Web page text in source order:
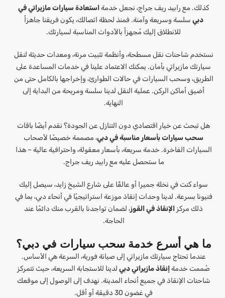
كذلك. مع رابيد ريف جراج، نجعل خدمة استعادة سيارات مازيراتي في
دبي سلسة وسريعة وآمنة. فمنذ لحظة اتصالك، يكون فريقنا جاهزاً
للانطلاق إليك مُجهزاً بالأدوات المناسبة لسيارتك.
نستخدم شاحنات نقل مسطحة، وأنظمة تثبيت مرنة، ومعدات حديثة لنقل
سيارتك مازيراتي بأمان. يمكنك الاعتماد علينا في خدمات المساعدة على
الطريق، وسحب السيارات في حالات الطوارئ، وإخراجها بالكامل حتى من
أضيق أماكن الركن. عملية النقل لدينا سلسة ومريحة من البداية إلى
النهاية.
هل تبحث عن خيار اقتصادي دون التنازل عن الجودة؟ نقدم أيضًا باقات
سحب سيارات بأسعار مناسبة في دبي، مصممة خصيصًا لأصحاب
السيارات الفاخرة. خدمة سريعة، بأسعار معقولة، واحترافية عالية – هذا
ما ستحصل عليه مع رابيد ريف جراج.
سواء كنت في نخلة جميرا أو عالقًا على شارع الشيخ زايد، سيصل إليك
فنيونا بسرعة. لدينا وحدات إنقاذ موزعة استراتيجيًا في أنحاء دبي، بما في
ذلك مركز الإنقاذ في القوز، لضمان تواجدنا بالقرب منك دائمًا عند
الحاجة.
ما هي أسرع خدمة سحب سيارات في دبي؟
عندما تحتاج سيارتك مازيراتي إلى صيانة فورية، السرعة هي الأساس.
صُممت خدمة إنقاذ مازيراتي دبي لدينا للاستجابة السريعة، حيث تتمركز
شاحنات الإنقاذ في جميع أنحاء المدينة. نهدف إلى الوصول إلى موقعك
في غضون 30 دقيقة أو أقل.